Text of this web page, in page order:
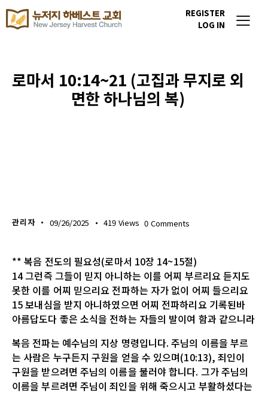
REGISTER
LOG IN
로마서 10:14~21 (고집과 무지로 외
면한 하나님의 복)
관리자 09/26/2025 419 Views 0 Comments
** 복음 전도의 필요성(로마서 10장 14~15절)
14 그런즉 그들이 믿지 아니하는 이를 어찌 부르리요 듣지도
못한 이를 어찌 믿으리요 전파하는 자가 없이 어찌 들으리요
15 보내심을 받지 아니하였으면 어찌 전파하리요 기록된바
아름답도다 좋은 소식을 전하는 자들의 발이여 함과 같으니라
복음 전파는 예수님의 지상 명령입니다. 주님의 이름을 부르
는 사람은 누구든지 구원을 얻을 수 있으며(10:13), 죄인이
구원을 받으려면 주님의 이름을 불러야 합니다. 그가 주님의
이름을 부르려면 주님이 죄인을 위해 죽으시고 부활하셨다는